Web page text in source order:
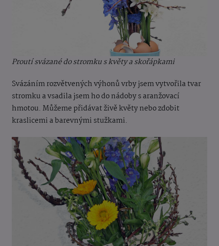
Proutí svázané do stromku s květy a skořápkami
Svázáním rozvětvených výhonů vrby jsem vytvořila tvar
stromku a vsadila jsem ho do nádoby s aranžovací
hmotou. Můžeme přidávat živě květy nebo zdobit
kraslicemi a barevnými stužkami.